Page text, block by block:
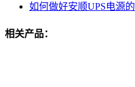
如何做好安顺UPS电源的
相关产品：